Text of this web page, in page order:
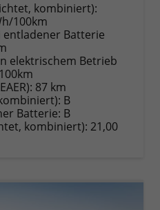
kombiniert):
100km
Batterie
elektrischem Betrieb
87 km
B
Batterie: B
kombiniert): 21,00